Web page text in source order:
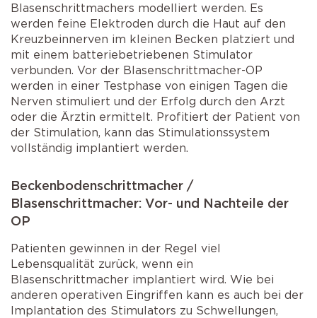
Blasenschrittmachers modelliert werden. Es
werden feine Elektroden durch die Haut auf den
Kreuzbeinnerven im kleinen Becken platziert und
mit einem batteriebetriebenen Stimulator
verbunden. Vor der Blasenschrittmacher-OP
werden in einer Testphase von einigen Tagen die
Nerven stimuliert und der Erfolg durch den Arzt
oder die Ärztin ermittelt. Profitiert der Patient von
der Stimulation, kann das Stimulationssystem
vollständig implantiert werden.
Beckenbodenschrittmacher /
Blasenschrittmacher: Vor- und Nachteile der
OP
Patienten gewinnen in der Regel viel
Lebensqualität zurück, wenn ein
Blasenschrittmacher implantiert wird. Wie bei
anderen operativen Eingriffen kann es auch bei der
Implantation des Stimulators zu Schwellungen,